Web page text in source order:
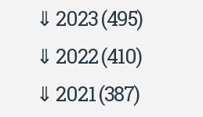
2023(495)
2022(410)
2021(387)